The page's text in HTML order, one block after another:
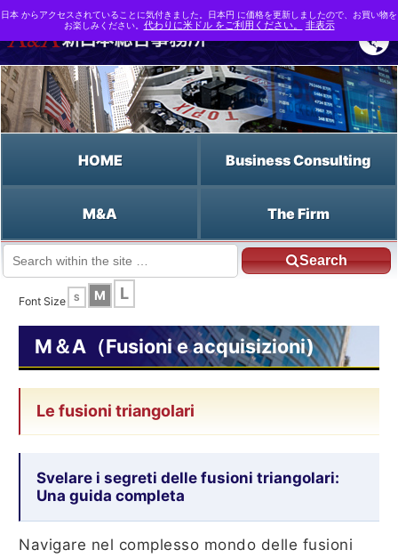
HOME Business Consulting
M&A The Firm
Search
Italiano HOME
Font Size
S M L
M＆A（Fusioni e acquisizioni)
Le fusioni triangolari
Svelare i segreti delle fusioni triangolari:
Una guida completa
Navigare nel complesso mondo delle fusioni
日本 からアクセスされていることに気付きました。日本円 に価格を更新しましたので、お買い物を
お楽しみください。 代わりに米ドル をご利用ください。 非表示